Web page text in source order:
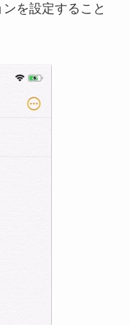
を設定すること